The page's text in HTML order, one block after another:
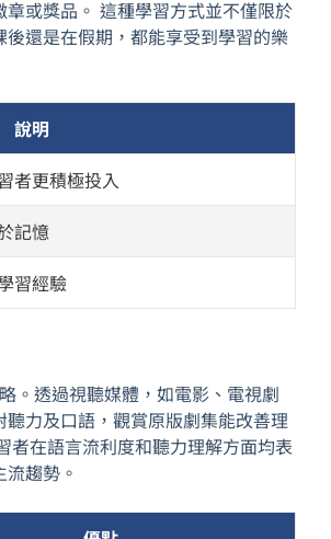
或獎品。 這種學習方式並不僅限於
還是在假期，都能享受到學習的樂
說明
者更積極投入
記憶
習經驗
。透過視聽媒體，如電影、電視劇
力及口語，觀賞原版劇集能改善理
者在語言流利度和聽力理解方面均表
趨勢。